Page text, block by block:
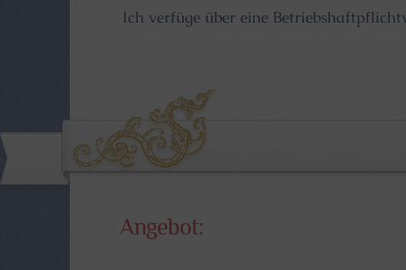
Ich verfüge über eine
Angebot: